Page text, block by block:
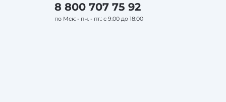
8 800 707 75 92
по Мск: - пн. - пт.: с 9:00 до 18:00